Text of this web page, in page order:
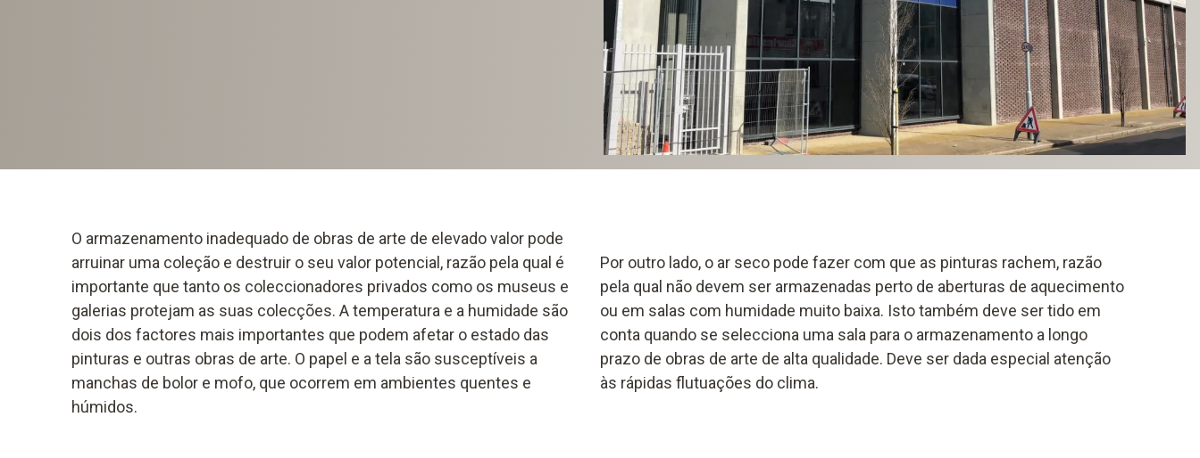
O armazenamento inadequado de obras de arte de elevado valor pode
arruinar uma coleção e destruir o seu valor potencial, razão pela qual é
importante que tanto os coleccionadores privados como os museus e
galerias protejam as suas colecções. A temperatura e a humidade são
dois dos factores mais importantes que podem afetar o estado das
pinturas e outras obras de arte. O papel e a tela são susceptíveis a
manchas de bolor e mofo, que ocorrem em ambientes quentes e
húmidos.
Por outro lado, o ar seco pode fazer com que as pinturas rachem, razão
pela qual não devem ser armazenadas perto de aberturas de aquecimento
ou em salas com humidade muito baixa. Isto também deve ser tido em
conta quando se selecciona uma sala para o armazenamento a longo
prazo de obras de arte de alta qualidade. Deve ser dada especial atenção
às rápidas flutuações do clima.